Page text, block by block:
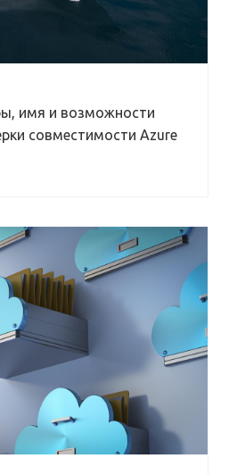
имя и возможности
совместимости Azure